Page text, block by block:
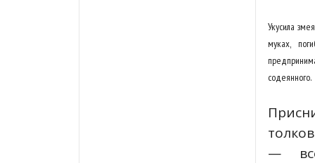
Укусила
муках,
содеянного.
—